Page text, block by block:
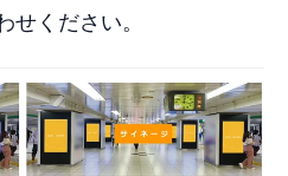
せください。